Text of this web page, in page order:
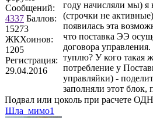
Сообщений:
4337 Баллов:
15273
ЖКХоинов:
1205
Регистрация:
29.04.2016
году начисляли мы) я
(строчки не
появилась эта
что поставка ЭЭ
договора
туплю? У кого такая
потребление у
управляйки) -
заполняли этот блок,
Подвал или цоколь при расчете ОДН
Шла_мимо1